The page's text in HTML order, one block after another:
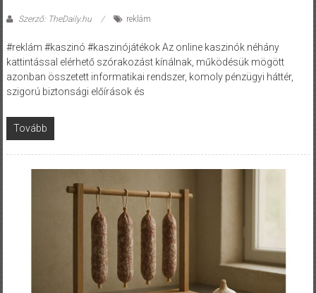
Szerző: TheDaily.hu reklám
#reklám #kaszinó #kaszinójátékok Az online kaszinók néhány
kattintással elérhető szórakozást kínálnak, működésük mögött
azonban összetett informatikai rendszer, komoly pénzügyi háttér,
szigorú biztonsági előírások és
Tovább